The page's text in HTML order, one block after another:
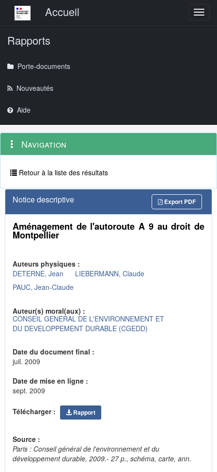
Menu principalAccueil
Rapports
Porte-documents
Nouveautés
Aide
Navigation
outils
Menu
contextuel
Navigation
Retour à la liste des résultats
Notice descriptive Export PDF
Aménagement de l'autoroute A 9 au droit de
Montpellier
Auteurs physiques :
DETERNE, Jean
LIEBERMANN, Claude
PAUC, Jean-Claude
Auteur(s) moral(aux) :
CONSEIL GENERAL DE L'ENVIRONNEMENT ET
DU DEVELOPPEMENT DURABLE (CGEDD)
Date du document final :
juil. 2009
Date de mise en ligne :
sept. 2009
Télécharger : Rapport
Source :
Paris : Conseil général de l'environnement et du
développement durable, 2009.- 27 p., schéma, carte, ann.